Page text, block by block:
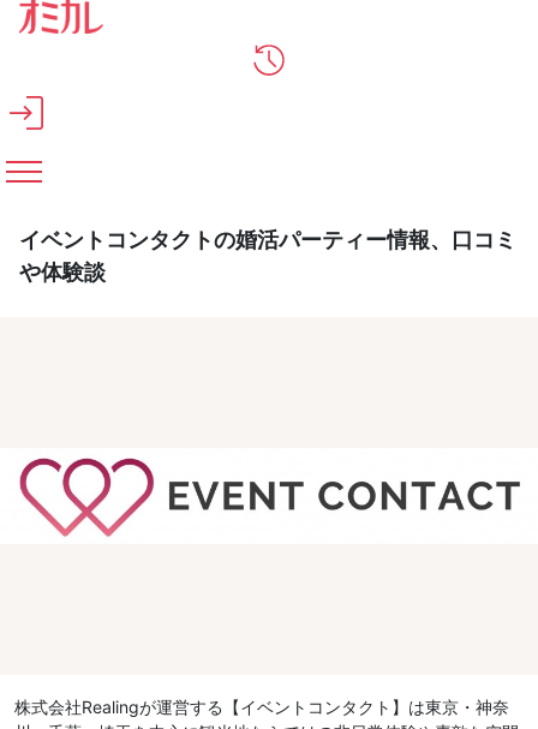
メインコンテンツへスキップ
イベントコンタクトの婚活パーティー情報、口コミ
や体験談
株式会社Realingが運営する【イベントコンタクト】は東京・神奈